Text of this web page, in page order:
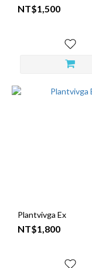
NT$1,500
Plantvivga Ex
NT$1,800